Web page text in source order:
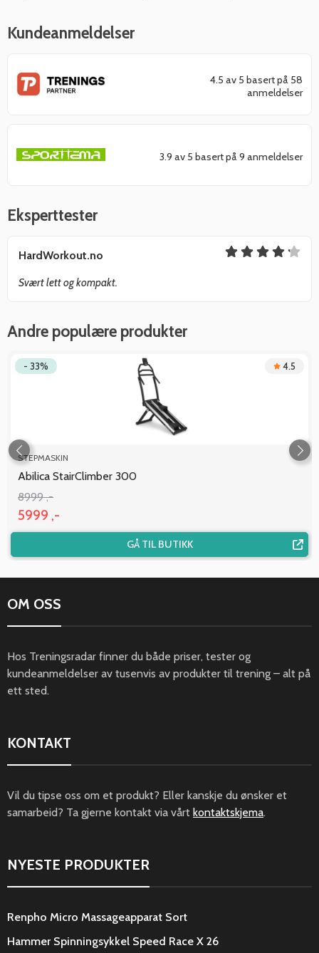
Kundeanmeldelser
4.5 av 5 basert på 58
anmeldelser
3.9 av 5 basert på 9 anmeldelser
Eksperttester
HardWorkout.no
Svært lett og kompakt.
Andre populære produkter
- 33% 4.5
STEPMASKIN
Abilica StairClimber 300
8999 ,-
5999 ,-
GÅ TIL BUTIKK
OM OSS
Hos Treningsradar finner du både priser, tester og
kundeanmeldelser av tusenvis av produkter til trening – alt på
ett sted.
KONTAKT
Vil du tipse oss om et produkt? Eller kanskje du ønsker et
samarbeid? Ta gjerne kontakt via vårt kontaktskjema.
NYESTE PRODUKTER
Renpho Micro Massageapparat Sort
Hammer Spinningsykkel Speed Race X 26